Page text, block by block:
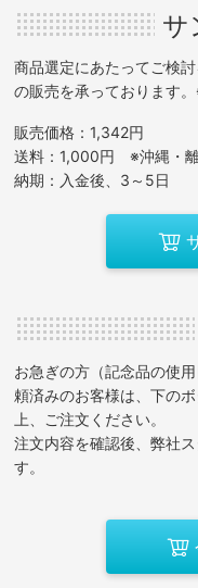
サ
商品選定にあたってご検
の販売を承っております。
販売価格：1,342円
送料：1,000円 ※沖縄・離
納期：入金後、3～5日
お急ぎの方（記念品の使
頼済みのお客様は、下の
上、ご注文ください。
注文内容を確認後、弊社
す。